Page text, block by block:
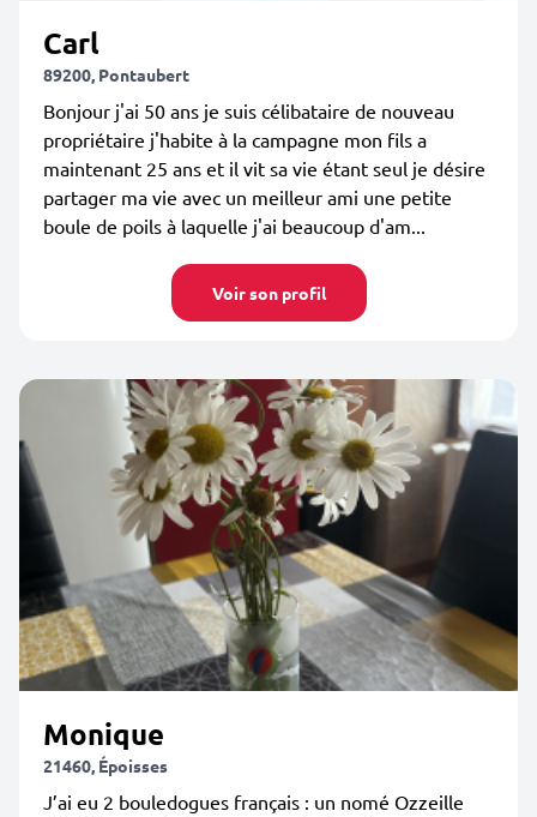
Carl
89200, Pontaubert
Bonjour j'ai 50 ans je suis célibataire de nouveau
propriétaire j'habite à la campagne mon fils a
maintenant 25 ans et il vit sa vie étant seul je désire
partager ma vie avec un meilleur ami une petite
boule de poils à laquelle j'ai beaucoup d'am...
Voir son profil
Monique
21460, Époisses
J’ai eu 2 bouledogues français : un nomé Ozzeille